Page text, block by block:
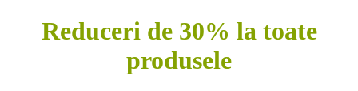
Reduceri de 30% la toate
produsele